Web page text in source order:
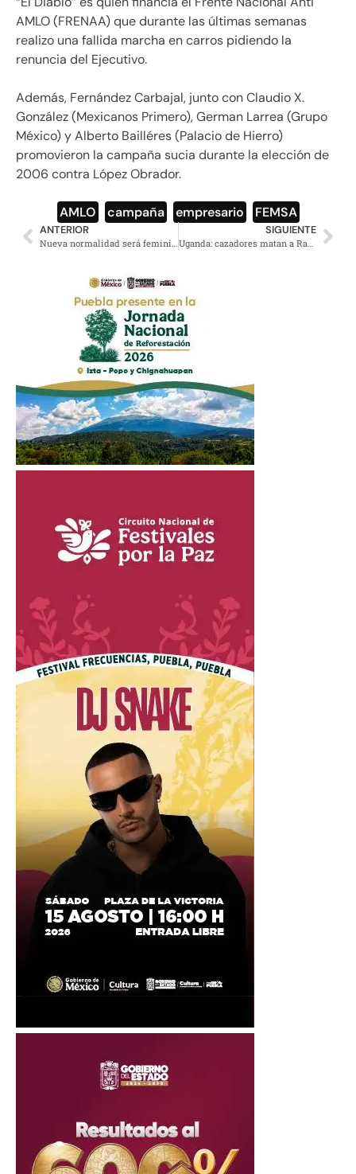
AMLO (FRENAA) que durante las últimas semanas
realizo una fallida marcha en carros pidiendo la
renuncia del Ejecutivo.
Además, Fernández Carbajal, junto con Claudio X.
González (Mexicanos Primero), German Larrea (Grupo
México) y Alberto Bailléres (Palacio de Hierro)
promovieron la campaña sucia durante la elección de
2006 contra López Obrador.
AMLO campaña empresario FEMSA
ANTERIOR
Nueva normalidad será feminista o no será: Olga Sánchez
SIGUIENTE
Uganda: cazadores matan a Rafiki, uno de los últimos gorilas